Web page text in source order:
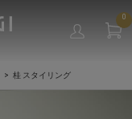
0
桂 スタイリング